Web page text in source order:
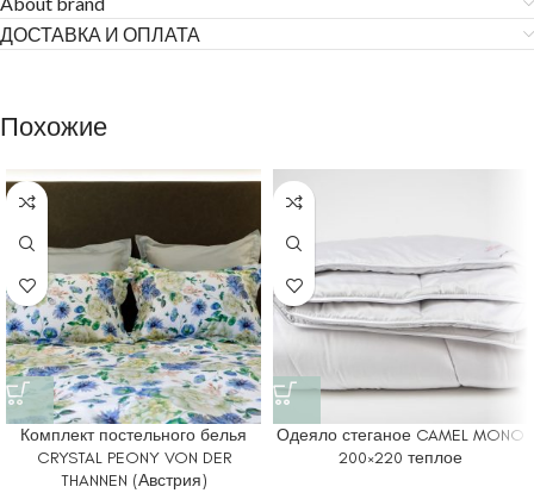
ДОСТАВКА И ОПЛАТА
Похожие
Комплект постельного белья
CRYSTAL PEONY VON DER
THANNEN (Австрия)
Одеяло стеганое CAMEL MONO
200×220 теплое